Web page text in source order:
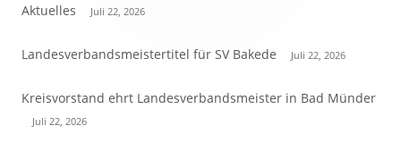
Aktuelles Juli 22, 2026
Landesverbandsmeistertitel für SV Bakede Juli 22, 2026
Kreisvorstand ehrt Landesverbandsmeister in Bad Münder
Juli 22, 2026